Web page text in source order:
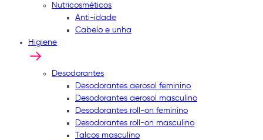
Nutricosméticos
Anti-idade
Cabelo e unha
Higiene
Desodorantes
Desodorantes aerosol feminino
Desodorantes aerosol masculino
Desodorantes roll-on feminino
Desodorantes roll-on masculino
Talcos masculino